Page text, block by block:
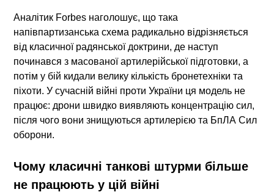
Аналітик Forbes наголошує, що така
напівпартизанська схема радикально відрізняється
від класичної радянської доктрини, де наступ
починався з масованої артилерійської підготовки, а
потім у бій кидали велику кількість бронетехніки та
піхоти. У сучасній війні проти України ця модель не
працює: дрони швидко виявляють концентрацію сил,
після чого вони знищуються артилерією та БпЛА Сил
оборони.
Чому класичні танкові штурми більше
не працюють у цій війні